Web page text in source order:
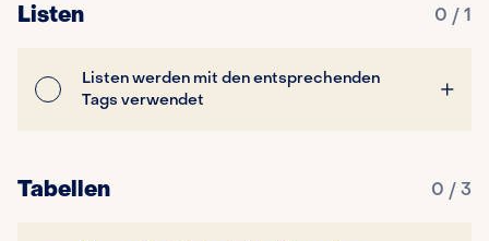
Listen 0 / 1
Listen werden mit den entsprechenden
Tags verwendet
Tabellen 0 / 3